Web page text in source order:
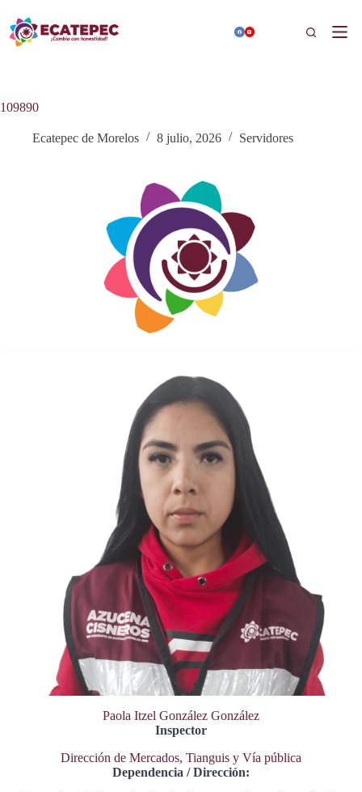
contenido
Buscar
109890
Ecatepec de Morelos 8 julio, 2026 Servidores
Paola Itzel González González
Inspector
Dirección de Mercados, Tianguis y Vía pública
Dependencia / Dirección: